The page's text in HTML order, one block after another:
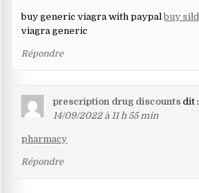
buy generic viagra with paypalbuy
viagra generic
Répondre
prescription drug discounts dit :
14/09/2022 à 11 h 55 min
pharmacy
Répondre